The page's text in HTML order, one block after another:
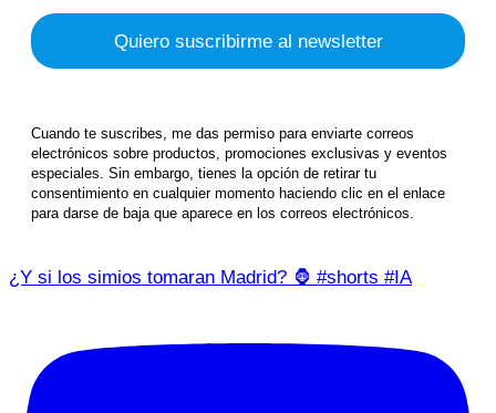
Cuando te suscribes, me das permiso para enviarte correos
electrónicos sobre productos, promociones exclusivas y eventos
especiales. Sin embargo, tienes la opción de retirar tu
consentimiento en cualquier momento haciendo clic en el enlace
para darse de baja que aparece en los correos electrónicos.
¿Y si los simios tomaran Madrid? 🦍 #shorts #IA